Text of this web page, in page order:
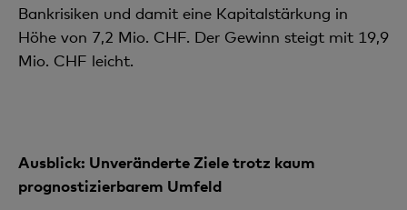
Bankrisiken und damit eine Kapitalstärkung in
Höhe von 7,2 Mio. CHF. Der Gewinn steigt mit 19,9
Mio. CHF leicht.
Ausblick: Unveränderte Ziele trotz kaum
prognostizierbarem Umfeld